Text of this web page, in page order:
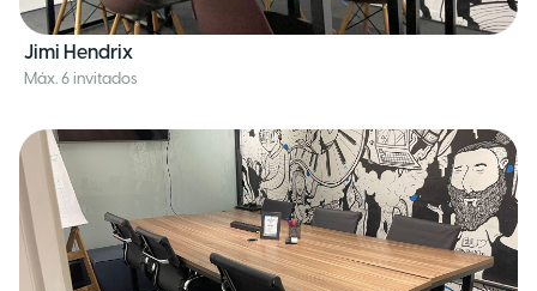
Jimi Hendrix
Máx. 6 invitados